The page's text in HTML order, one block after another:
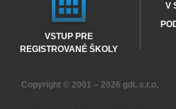
VSTUP PRE
REGISTROVANÉ ŠKOLY
V
Copyright © 2001 – 2026 gdi, s.r.o.